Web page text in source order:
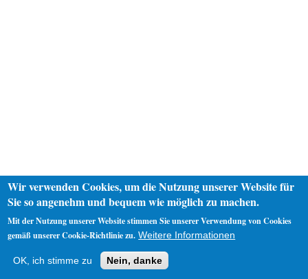
Impressum
Wir verwenden Cookies, um die Nutzung unserer Website für
Sie so angenehm und bequem wie möglich zu machen.
Mit der Nutzung unserer Website stimmen Sie unserer Verwendung von Cookies
gemäß unserer Cookie-Richtlinie zu. Weitere Informationen
OK, ich stimme zu Nein, danke